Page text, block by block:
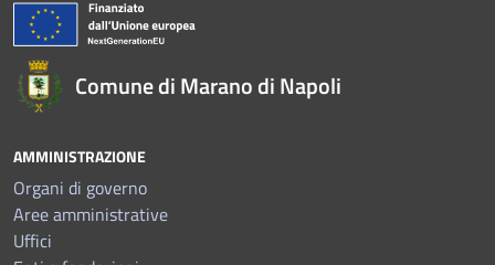
Comune di Marano di Napoli
AMMINISTRAZIONE
Organi di governo
Aree amministrative
Uffici